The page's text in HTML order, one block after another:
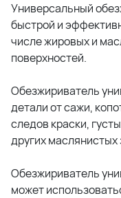
Универсальный
быстрой и
числе жировых и
поверхностей.
Обезжириватель
детали от сажи,
следов краски,
других маслянистых
Обезжириватель
может